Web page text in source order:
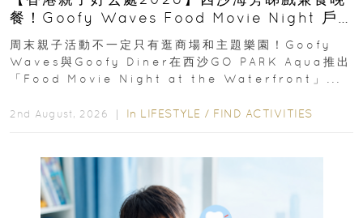
餐！Goofy Waves Food Movie Night 戶
外影院逢週末登場
周末親子活動不一定只有逛商場和主題樂園！Goofy
Waves與Goofy Diner在西沙GO PARK Aqua推出
「Food Movie Night at the Waterfront」...
2nd August, 2026 ｜ In LIFESTYLE / FIND ACTIVITIES